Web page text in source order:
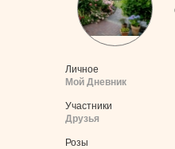
Личное
Мой Дневник
Участники
Друзья
Розы